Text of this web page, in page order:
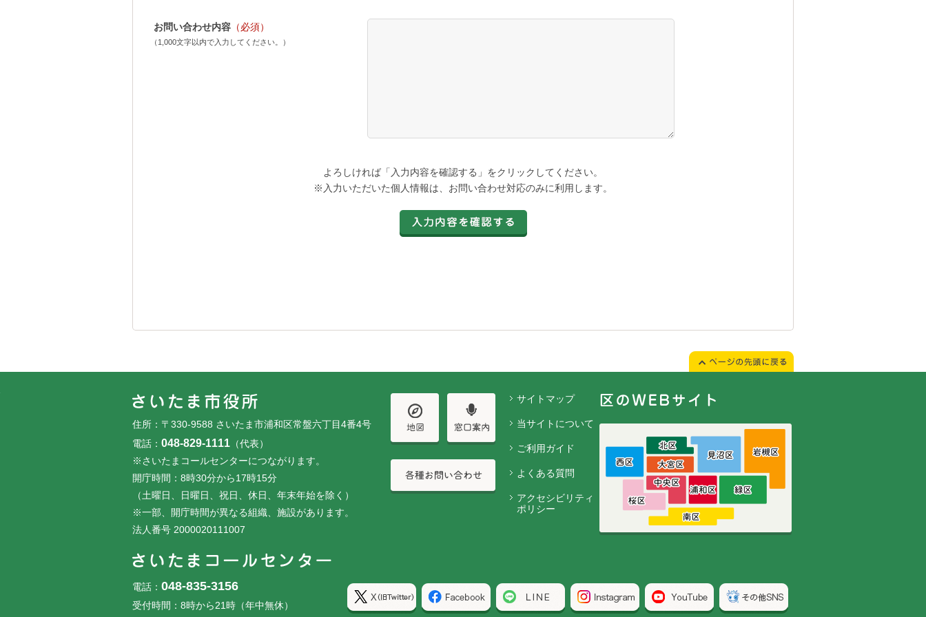
お問い合わせ内容 （必須）
（1,000文字以内で入力してください。）
よろしければ「入力内容を確認する」をクリックしてください。
※入力いただいた個人情報は、お問い合わせ対応のみに利用します。
住所：〒330-9588 さいたま市浦和区常盤六丁目4番4号
電話： 048-829-1111 （代表）
※さいたまコールセンターにつながります。
開庁時間：8時30分から17時15分
（土曜日、日曜日、祝日、休日、年末年始を除く）
※一部、開庁時間が異なる組織、施設があります。
法人番号 2000020111007
電話： 048-835-3156
受付時間：8時から21時（年中無休）
サイトマップ
当サイトについて
ご利用ガイド
よくある質問
アクセシビリティ
ポリシー